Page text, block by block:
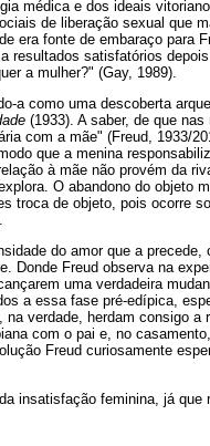
médica e dos ideais
de liberação sexual que
era fonte de embaraço para
resultados satisfatórios
a mulher?" (Gay, 1989).
a como uma descoberta
(1933). A saber, de que
com a mãe" (Freud, 1933/
que a menina
à mãe não provém da
O abandono do objeto
troca de objeto, pois ocorre
do amor que a precede,
Donde Freud observa na
uma verdadeira
a essa fase pré-edípica,
verdade, herdam consigo a
com o pai e, no
Freud curiosamente
insatisfação feminina, já que